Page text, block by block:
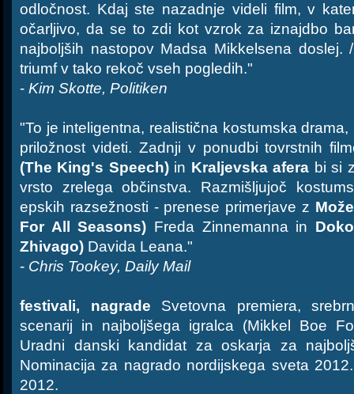
odločnost. Kdaj ste nazadnje videli film, v
očarljivo, da se to zdi kot vzrok za iznajdbo
najboljših nastopov Madsa Mikkelsena
triumf v tako rekoč vseh pogledih."
- Kim Skotte, Politiken
"To je inteligentna, realistična kostumska
priložnost videti. Zadnji v ponudbi tovrstnih
(The King's Speech)in Kraljevska afera bi si
vrsto zrelega občinstva. Razmišljujoč
epskih razsežnosti - prenese primerjave z
For All Seasons) Freda Zinnemanna in
Zhivago) Davida Leana."
- Chris Tookey, Daily Mail
festivali, nagrade Svetovna premiera,
scenarij in najboljšega igralca (Mikkel Boe
Uradni danski kandidat za oskarja za
Nominacija za nagrado nordijskega sveta
2012.